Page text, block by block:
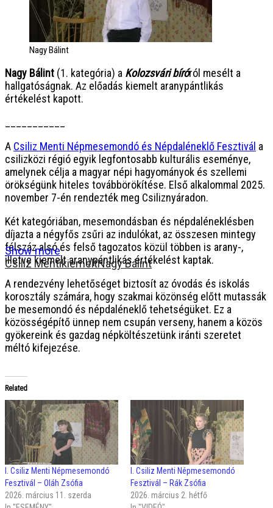
Nagy Bálint
Nagy Bálint (1. kategória) a Kolozsvári bíróról mesélt a
hallgatóságnak. Az előadás kiemelt aranypántlikás
értékelést kapott.
A Csiliz Menti Népmesemondó és Népdaléneklő Fesztivál a
csilizközi régió egyik legfontosabb kulturális eseménye,
amelynek célja a magyar népi hagyományok és szellemi
örökségünk hiteles továbbörökítése. Első alkalommal 2025.
november 7-én rendezték meg Csiliznyáradon.
Két kategóriában, mesemondásban és népdaléneklésben
díjazta a négyfős zsűri az indulókat, az összesen mintegy
félszáz alsó és felső tagozatos közül többen is arany-,
illetve kiemelt aranypántlikás értékelést kaptak.
A rendezvény lehetőséget biztosít az óvodás és iskolás
korosztály számára, hogy szakmai közönség előtt mutassák
be mesemondó és népdaléneklő tehetségüket. Ez a
közösségépítő ünnep nem csupán verseny, hanem a közös
gyökereink és gazdag népköltészetünk iránti szeretet
méltó kifejezése.
Related
I. Csiliz Menti Népmesemondó
Fesztivál – Oláh Zsófia
2026. március 11. szerda
I. Csiliz Menti Népmesemondó
Fesztivál – Rák Zsófia
2026. március 2. hétfő
Show more
Csiliz MentikiemeltNagy Bálint